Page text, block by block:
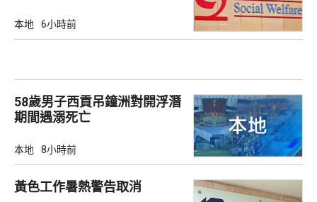
本地 6小時前
58歲男子西貢吊鐘洲對開浮潛
期間遇溺死亡
本地 8小時前
黃色工作暑熱警告取消